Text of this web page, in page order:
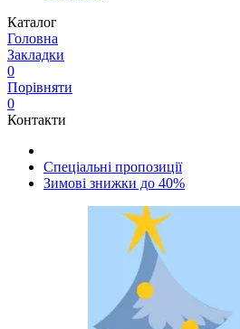
Каталог
Головна
Закладки
0
Порівняти
0
Контакти
Спеціальні пропозиції
Зимові знижки до 40%